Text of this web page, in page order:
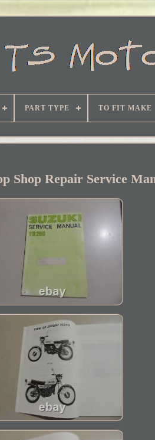
PART TYPE TO FIT MAKE
Shop Repair Service